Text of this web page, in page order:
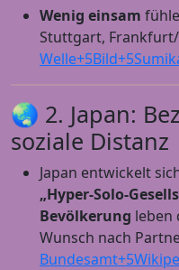
Wenig einsam
Stuttgart,
🌏 2. Japan:
soziale Distanz
Japan entwickelt
Bevölkerung leben
Wunsch nach